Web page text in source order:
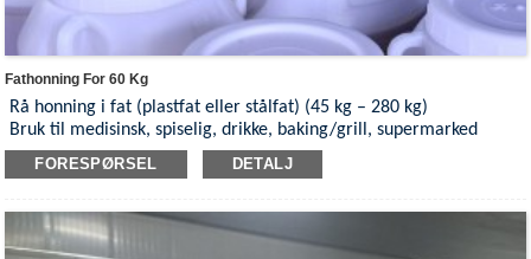
Fathonning For 60 Kg
Rå honning i fat (plastfat eller stålfat) (45 kg – 280 kg)
Bruk til medisinsk, spiselig, drikke, baking/grill, supermarked
FORESPØRSEL DETALJ